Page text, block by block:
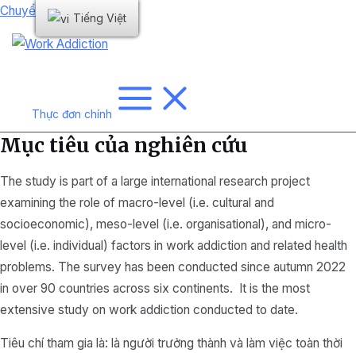
Chuyển đến nội dung
Thực đơn chính
Mục tiêu của nghiên cứu
The study is part of a large international research project
examining the role of macro-level (i.e. cultural and
socioeconomic), meso-level (i.e. organisational), and micro-
level (i.e. individual) factors in work addiction and related health
problems. The survey has been conducted since autumn 2022
in over 90 countries across six continents. It is the most
extensive study on work addiction conducted to date.
Tiêu chí tham gia là: là người trưởng thành và làm việc toàn thời
Tiếng Việt